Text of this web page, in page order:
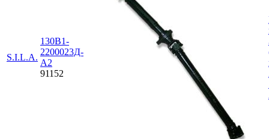
S.I.L.A.
130В1-
2200023Д-
А2
91152